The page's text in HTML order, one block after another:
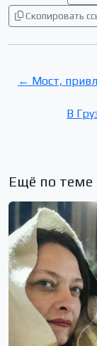
Скопировать
← Мост,
В
Ещё по теме